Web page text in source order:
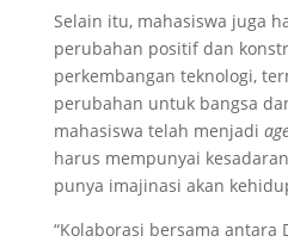
Selain itu, mahasiswa juga
perubahan positif dan
perkembangan teknologi,
perubahan untuk bangsa
mahasiswa telah menjadi
harus mempunyai
punya imajinasi akan
“Kolaborasi bersama antara